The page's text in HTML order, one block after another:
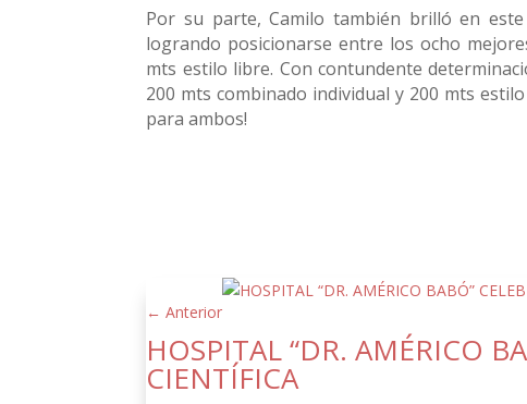
Por su parte, Camilo también brilló en
logrando posicionarse entre los ocho
mts estilo libre. Con contundente
200 mts combinado individual y 200 mts
para ambos!
←Anterior
HOSPITAL “DR. AMÉRICO
CIENTÍFICA